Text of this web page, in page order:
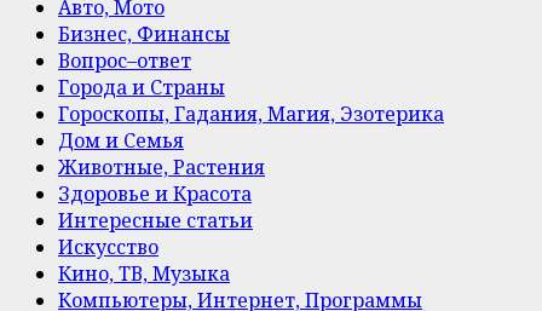
Авто, Мото
Бизнес, Финансы
Вопрос–ответ
Города и Страны
Гороскопы, Гадания, Магия, Эзотерика
Дом и Семья
Животные, Растения
Здоровье и Красота
Интересные статьи
Искусство
Кино, ТВ, Музыка
Компьютеры, Интернет, Программы